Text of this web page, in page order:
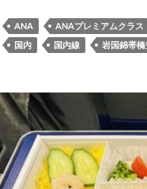
ANA ANAプレミアムクラス
国内
国内線 岩国錦帯